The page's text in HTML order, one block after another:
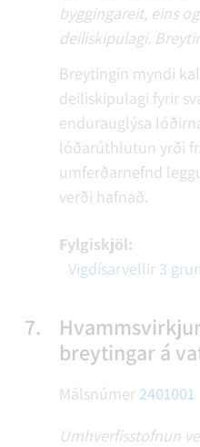
byggingareit, eins
deiliskipulagi.
Breytingin myndi
deiliskipulagi fyrir
endurauglýsa
lóðarúthlutun yrði
umferðarnefnd
verði hafnað.
Fylgiskjöl:
Vigdísarvellir 3
7.
breytingar á
Málsnúmer 2401001
Umhverfisstofnun